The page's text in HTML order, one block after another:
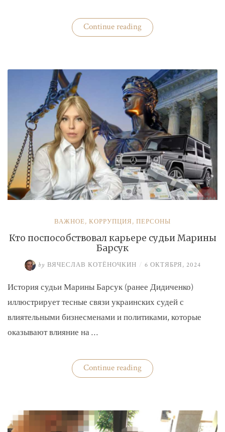
Continue reading«Нацбанк
четвертую
покупает»
ВАЖНОЕ, КОРРУПЦИЯ, ПЕРСОНЫ
Кто поспособствовал карьере судьи Марины
Барсук
by ВЯЧЕСЛАВ КОТЁНОЧКИН / 6 ОКТЯБРЯ, 2024
История судьи Марины Барсук (ранее Дидиченко)
иллюстрирует тесные связи украинских судей с
влиятельными бизнесменами и политиками, которые
оказывают влияние на …
Continue reading«Кто
поспособствовал
Барсук»